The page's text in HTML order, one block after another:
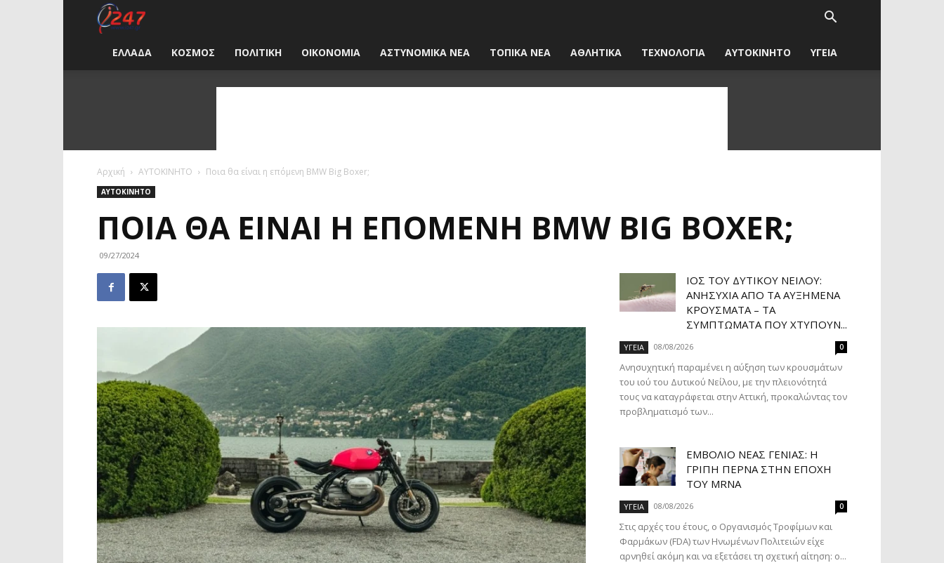
i247
News
ΕΛΛΑΔΑ ΚΟΣΜΟΣ ΠΟΛΙΤΙΚΗ ΟΙΚΟΝΟΜΙΑ ΑΣΤΥΝΟΜΙΚΑ ΝΕΑ ΤΟΠΙΚΑ ΝΕΑ ΑΘΛΗΤΙΚΑ ΤΕΧΝΟΛΟΓΙΑ ΑΥΤΟΚΙΝΗΤΟ ΥΓΕΙΑ
Αρχική ΑΥΤΟΚΙΝΗΤΟ Ποια θα είναι η επόμενη BMW Big Boxer;
ΑΥΤΟΚΙΝΗΤΟ
ΠΟΙΑ ΘΑ ΕΊΝΑΙ Η ΕΠΌΜΕΝΗ BMW BIG BOXER;
09/27/2024
ΙΌΣ ΤΟΥ ΔΥΤΙΚΟΎ ΝΕΊΛΟΥ:
ΑΝΗΣΥΧΊΑ ΑΠΌ ΤΑ ΑΥΞΗΜΈΝΑ
ΚΡΟΎΣΜΑΤΑ – ΤΑ
ΣΥΜΠΤΏΜΑΤΑ ΠΟΥ ΧΤΥΠΟΎΝ...
ΥΓΕΙΑ 08/08/2026 0
Ανησυχητική παραμένει η αύξηση των κρουσμάτων
του ιού του Δυτικού Νείλου, με την πλειονότητά
τους να καταγράφεται στην Αττική, προκαλώντας τον
προβληματισμό των...
ΕΜΒΌΛΙΟ ΝΈΑΣ ΓΕΝΙΆΣ: Η
ΓΡΊΠΗ ΠΕΡΝΆ ΣΤΗΝ ΕΠΟΧΉ
ΤΟΥ MRNA
ΥΓΕΙΑ 08/08/2026 0
Στις αρχές του έτους, ο Οργανισμός Τροφίμων και
Φαρμάκων (FDA) των Ηνωμένων Πολιτειών είχε
αρνηθεί ακόμη και να εξετάσει τη σχετική αίτηση: ο...